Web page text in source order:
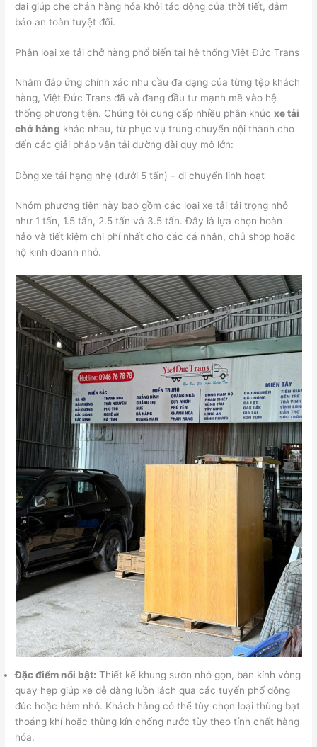
đại giúp che chắn hàng hóa khỏi tác động của thời tiết, đảm
bảo an toàn tuyệt đối.
Phân loại xe tải chở hàng phổ biến tại hệ thống Việt Đức Trans
Nhằm đáp ứng chính xác nhu cầu đa dạng của từng tệp khách
hàng, Việt Đức Trans đã và đang đầu tư mạnh mẽ vào hệ
thống phương tiện. Chúng tôi cung cấp nhiều phân khúcxe tải
chở hàng khác nhau, từ phục vụ trung chuyển nội thành cho
đến các giải pháp vận tải đường dài quy mô lớn:
Dòng xe tải hạng nhẹ (dưới 5 tấn) – di chuyển linh hoạt
Nhóm phương tiện này bao gồm các loại xe tải tải trọng nhỏ
như 1 tấn, 1.5 tấn, 2.5 tấn và 3.5 tấn. Đây là lựa chọn hoàn
hảo và tiết kiệm chi phí nhất cho các cá nhân, chủ shop hoặc
hộ kinh doanh nhỏ.
Đặc điểm nổi bật: Thiết kế khung sườn nhỏ gọn, bán kính vòng
quay hẹp giúp xe dễ dàng luồn lách qua các tuyến phố đông
đúc hoặc hẻm nhỏ. Khách hàng có thể tùy chọn loại thùng bạt
thoáng khí hoặc thùng kín chống nước tùy theo tính chất hàng
hóa.